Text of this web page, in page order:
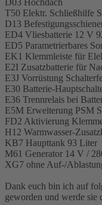
T50 Elektr. Schließhilfe
D13
ED4 Vliesbatterie 12 V
ED5 Parametrierbares
EK1 Klemmleiste für
E2I Zusatzbatterie für
E3J Vorrüstung
E30 Batterie-
E36 Trennrelais bei
E5M Erweiterung PSM
FD2 Aktivierung
H12 Warmwasser-
KB7 Haupttank 93 Liter
M61 Generator 14 V /
XG7 ohne Auf-/
Dank euch bin ich auf
geworden und werde sie